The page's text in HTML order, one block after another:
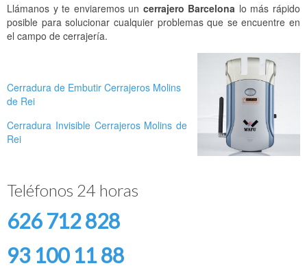
Llámanos y te enviaremos un cerrajero Barcelona lo más rápido
posible para solucionar cualquier problemas que se encuentre en
el campo de cerrajería.
Cerradura de Embutir Cerrajeros Molins
de Rei
Cerradura Invisible Cerrajeros Molins de
Rei
Teléfonos 24 horas
626 712 828
93 100 11 88